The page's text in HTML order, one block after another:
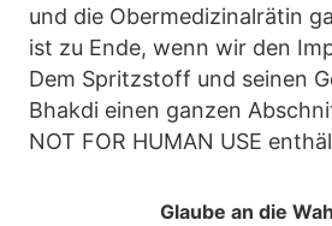
und die Obermedizinalrätin
ist zu Ende, wenn wir den
Dem Spritzstoff und seinen
Bhakdi einen ganzen
NOT FOR HUMAN USE
Glaube an die